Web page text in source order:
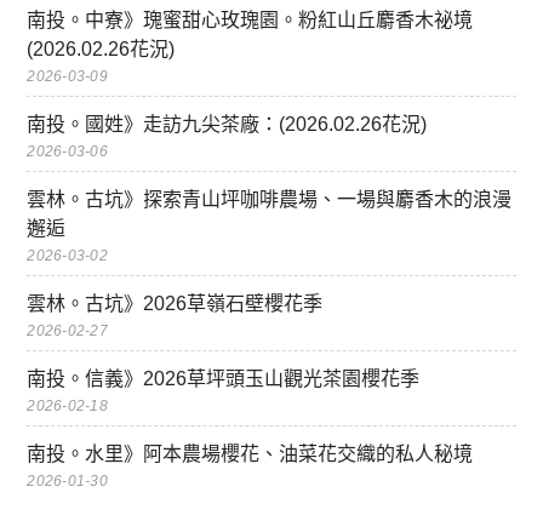
南投。中寮》瑰蜜甜心玫瑰園。粉紅山丘麝香木祕境
(2026.02.26花況)
2026-03-09
南投。國姓》走訪九尖茶廠：(2026.02.26花況)
2026-03-06
雲林。古坑》探索青山坪咖啡農場、一場與麝香木的浪漫
邂逅
2026-03-02
雲林。古坑》2026草嶺石壁櫻花季
2026-02-27
南投。信義》2026草坪頭玉山觀光茶園櫻花季
2026-02-18
南投。水里》阿本農場櫻花、油菜花交織的私人秘境
2026-01-30